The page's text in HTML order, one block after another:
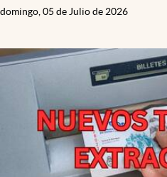
domingo, 05 de Julio de 2026